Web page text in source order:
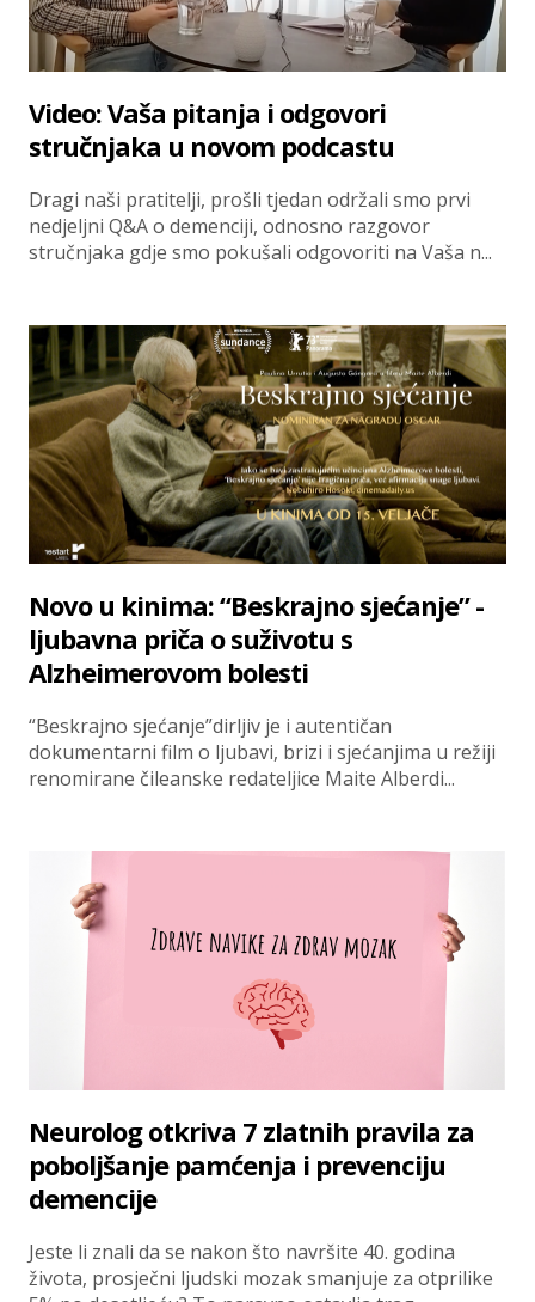
Video: Vaša pitanja i odgovori
stručnjaka u novom podcastu
Dragi naši pratitelji, prošli tjedan održali smo prvi
nedjeljni Q&A o demenciji, odnosno razgovor
stručnjaka gdje smo pokušali odgovoriti na Vaša n...
Novo u kinima: “Beskrajno sjećanje” -
ljubavna priča o suživotu s
Alzheimerovom bolesti
“Beskrajno sjećanje”dirljiv je i autentičan
dokumentarni film o ljubavi, brizi i sjećanjima u režiji
renomirane čileanske redateljice Maite Alberdi...
Neurolog otkriva 7 zlatnih pravila za
poboljšanje pamćenja i prevenciju
demencije
Jeste li znali da se nakon što navršite 40. godina
života, prosječni ljudski mozak smanjuje za otprilike